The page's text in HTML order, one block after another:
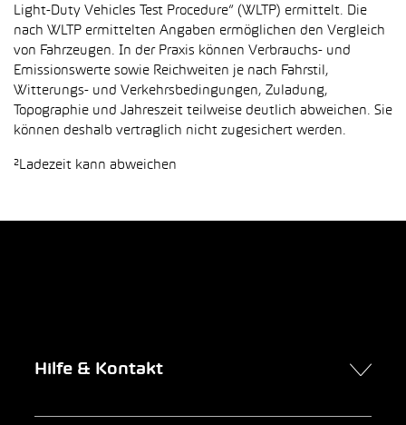
Light-Duty Vehicles Test Procedure“ (WLTP) ermittelt. Die
nach WLTP ermittelten Angaben ermöglichen den Vergleich
von Fahrzeugen. In der Praxis können Verbrauchs- und
Emissionswerte sowie Reichweiten je nach Fahrstil,
Witterungs- und Verkehrsbedingungen, Zuladung,
Topographie und Jahreszeit teilweise deutlich abweichen. Sie
können deshalb vertraglich nicht zugesichert werden.
²Ladezeit kann abweichen
Hilfe & Kontakt